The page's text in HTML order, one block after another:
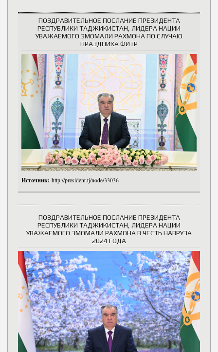
ПОЗДРАВИТЕЛЬНОЕ ПОСЛАНИЕ ПРЕЗИДЕНТА
РЕСПУБЛИКИ ТАДЖИКИСТАН, ЛИДЕРА НАЦИИ
УВАЖАЕМОГО ЭМОМАЛИ РАХМОНА ПО СЛУЧАЮ
ПРАЗДНИКА ФИТР
Источник: http://president.tj/node/33036
ПОЗДРАВИТЕЛЬНОЕ ПОСЛАНИЕ ПРЕЗИДЕНТА
РЕСПУБЛИКИ ТАДЖИКИСТАН, ЛИДЕРА НАЦИИ
УВАЖАЕМОГО ЭМОМАЛИ РАХМОНА В ЧЕСТЬ НАВРУЗА
2024 ГОДА